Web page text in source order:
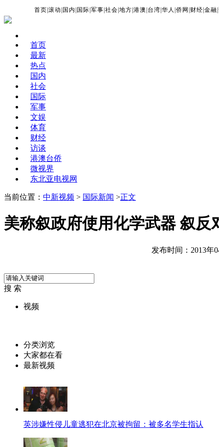
首页 |滚动 国内 国际 |军事 |社会 |地方 |港澳 台湾 |华人 |侨网 财经 |金融 |
首页
最新
热点
国内
社会
国际
军事
文娱
体育
财经
访谈
港澳台侨
微视界
东北亚电视网
当前位置： 中新视频 > 国际新闻 >正文
美称叙政府使用化学武器 叙反
发布时间：2013年
搜 索
视频
分类浏览
大家都在看
最新视频
英涉嫌性侵儿童逃犯在北京被拘留：被多名学生指认